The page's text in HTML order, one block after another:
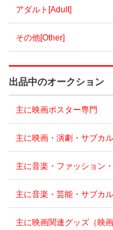
アダルト[Adult]
その他[Other]
出品中のオークション
主に映画ポスター専門
主に映画・演劇・サブカ
主に音楽・ファッション
主に音楽・芸能・サブカ
主に映画関連グッズ（映